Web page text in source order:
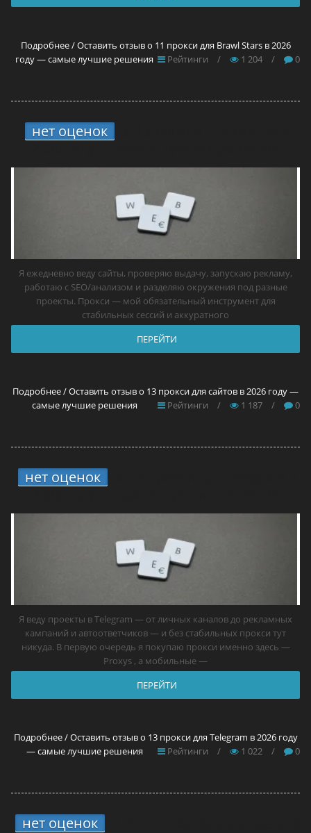
Подробнее / Оставить отзыв о 11 прокси для Brawl Stars в 2026
году — самые лучшие решения
Рейтинги / 1 204 / 0
нет оценок
Я ежедневно веду сайты, проверяю выдачу, запускаю рекламу,
работаю с SEO/анализом и разделяю окружения под разные
проекты. Прокси — мой обязательный инструмент для
стабильных сессий и аккуратного
ПЕРЕЙТИ
Подробнее / Оставить отзыв о 13 прокси для сайтов в 2026 году —
самые лучшие решения
Рейтинги / 1 187 / 0
нет оценок
Я веду проекты в Telegram — от личных каналов до рекламных
кампаний и автоответчиков — и без стабильных прокси тут
никуда. В первую очередь я покупаю прокси именно здесь —
Proxys , а мобильные —
ПЕРЕЙТИ
Подробнее / Оставить отзыв о 13 прокси для Telegram в 2026 году
— самые лучшие решения
Рейтинги / 1 022 / 0
нет оценок